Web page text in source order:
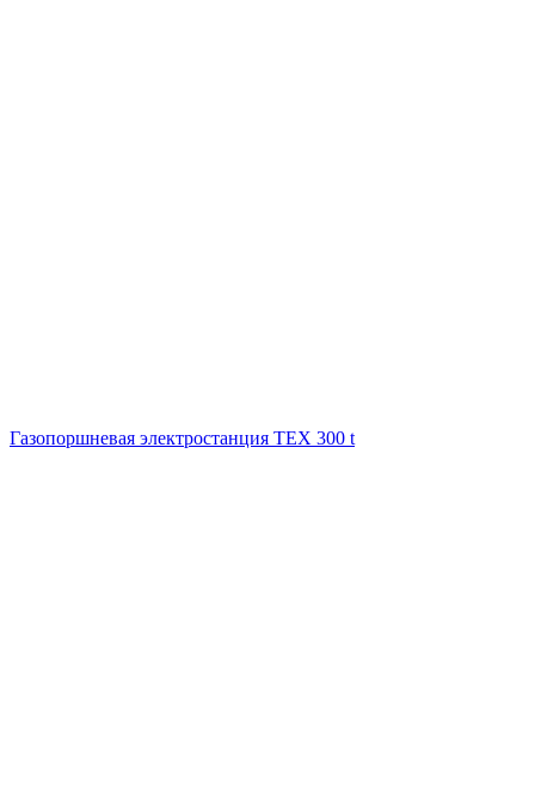
Газопоршневая электростанция ТЕХ 300 t